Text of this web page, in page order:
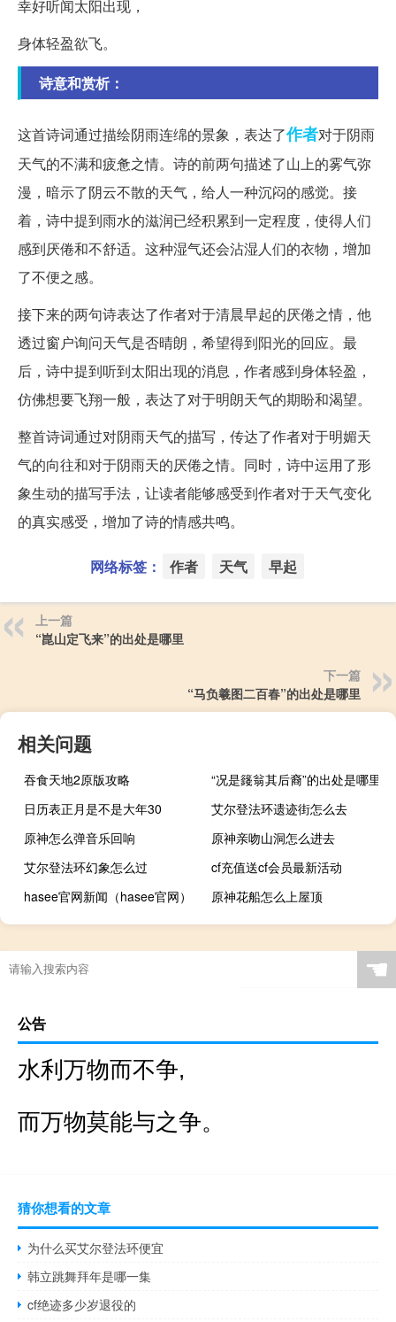
幸好听闻太阳出现，
身体轻盈欲飞。
诗意和赏析：
这首诗词通过描绘阴雨连绵的景象，表达了作者对于阴雨
天气的不满和疲惫之情。诗的前两句描述了山上的雾气弥
漫，暗示了阴云不散的天气，给人一种沉闷的感觉。接
着，诗中提到雨水的滋润已经积累到一定程度，使得人们
感到厌倦和不舒适。这种湿气还会沾湿人们的衣物，增加
了不便之感。
接下来的两句诗表达了作者对于清晨早起的厌倦之情，他
透过窗户询问天气是否晴朗，希望得到阳光的回应。最
后，诗中提到听到太阳出现的消息，作者感到身体轻盈，
仿佛想要飞翔一般，表达了对于明朗天气的期盼和渴望。
整首诗词通过对阴雨天气的描写，传达了作者对于明媚天
气的向往和对于阴雨天的厌倦之情。同时，诗中运用了形
象生动的描写手法，让读者能够感受到作者对于天气变化
的真实感受，增加了诗的情感共鸣。
网络标签： 作者 天气 早起
上一篇
“崑山定飞来”的出处是哪里
下一篇
“马负羲图二百春”的出处是哪里
相关问题
吞食天地2原版攻略
“况是籛翁其后裔”的出处是哪里
日历表正月是不是大年30
艾尔登法环遗迹街怎么去
原神怎么弹音乐回响
原神亲吻山洞怎么进去
艾尔登法环幻象怎么过
cf充值送cf会员最新活动
hasee官网新闻（hasee官网）
原神花船怎么上屋顶
☚
公告
水利万物而不争,
而万物莫能与之争。
猜你想看的文章
为什么买艾尔登法环便宜
韩立跳舞拜年是哪一集
cf绝迹多少岁退役的